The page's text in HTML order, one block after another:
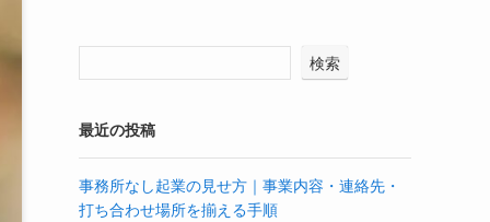
検索
最近の投稿
事務所なし起業の見せ方｜事業内容・連絡先・
打ち合わせ場所を揃える手順